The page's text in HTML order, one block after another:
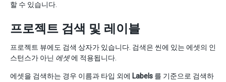
할 수 있습니다.
프로젝트 검색 및 레이블
프로젝트 뷰에도 검색 상자가 있습니다. 검색은 씬에 있는 에셋의 인
스턴스가 아닌 에셋에 적용됩니다.
에셋을 검색하는 경우 이름과 타입 외에 Labels 를 기준으로 검색하